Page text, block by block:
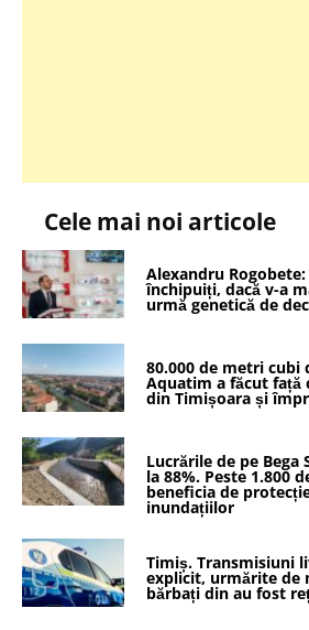
Cele mai noi articole
Alexandru
închipuiți, dacă v-a
urmă genetică de
80.000 de metri cubi
Aquatim a făcut față
din Timișoara și
Lucrările de pe Bega
la 88%. Peste 1.800
beneficia de
inundațiilor
Timiș. Transmisiuni
explicit, urmărite de
bărbați din au fost